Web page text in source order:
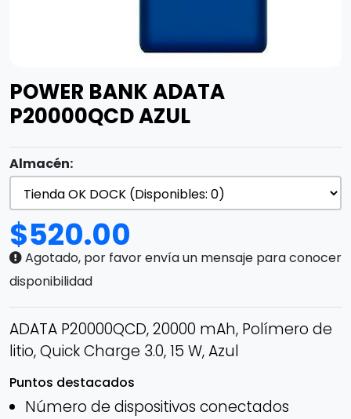
POWER BANK ADATA
P20000QCD AZUL
Almacén:
$520.00
Agotado, por favor envía un mensaje para conocer
disponibilidad
ADATA P20000QCD, 20000 mAh, Polímero de
litio, Quick Charge 3.0, 15 W, Azul
Puntos destacados
Número de dispositivos conectados